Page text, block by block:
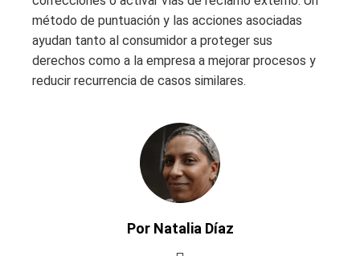
método de puntuación y las acciones asociadas
ayudan tanto al consumidor a proteger sus
derechos como a la empresa a mejorar procesos y
reducir recurrencia de casos similares.
Por Natalia Díaz